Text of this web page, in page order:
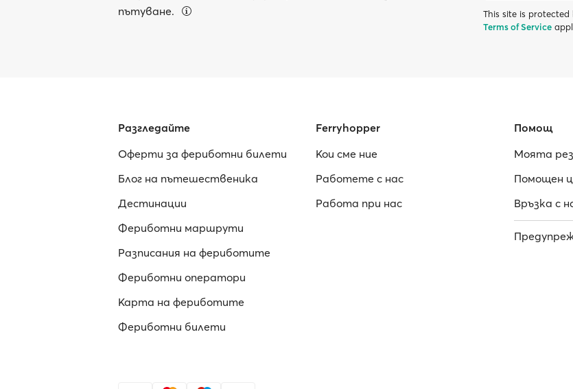
пътуване.
This site is protected
Terms of Service
Разгледайте
Оферти за фериботни билети
Блог на пътешественика
Дестинации
Фериботни маршрути
Разписания на фериботите
Фериботни оператори
Карта на фериботите
Фериботни билети
Ferryhopper
Кои сме ние
Работете с нас
Работa при нас
Помощ
Моята
Помощен
Връзка с